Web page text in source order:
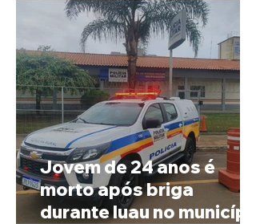
Jovem de 24 anos é
morto após briga
durante luau no município